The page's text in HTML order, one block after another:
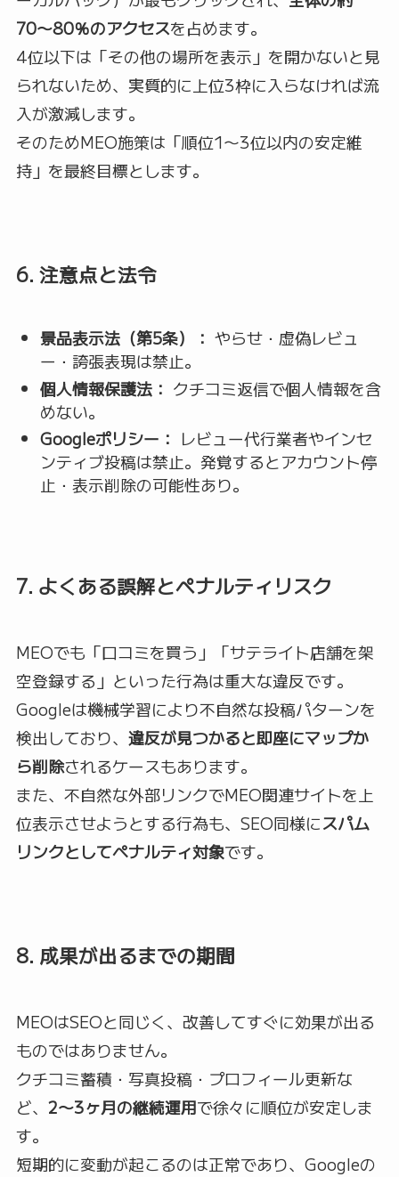
70〜80％のアクセスを占めます。
4位以下は「その他の場所を表示」を開かないと見
られないため、実質的に上位3枠に入らなければ流
入が激減します。
そのためMEO施策は「順位1〜3位以内の安定維
持」を最終目標とします。
6. 注意点と法令
景品表示法（第5条）： やらせ・虚偽レビュ
ー・誇張表現は禁止。
個人情報保護法： クチコミ返信で個人情報を含
めない。
Googleポリシー： レビュー代行業者やインセ
ンティブ投稿は禁止。発覚するとアカウント停
止・表示削除の可能性あり。
7. よくある誤解とペナルティリスク
MEOでも「口コミを買う」「サテライト店舗を架
空登録する」といった行為は重大な違反です。
Googleは機械学習により不自然な投稿パターンを
検出しており、 違反が見つかると即座にマップか
ら削除されるケースもあります。
また、不自然な外部リンクでMEO関連サイトを上
位表示させようとする行為も、SEO同様にスパム
リンクとしてペナルティ対象です。
8. 成果が出るまでの期間
MEOはSEOと同じく、改善してすぐに効果が出る
ものではありません。
クチコミ蓄積・写真投稿・プロフィール更新な
ど、 2〜3ヶ月の継続運用で徐々に順位が安定しま
す。
短期的に変動が起こるのは正常であり、Googleの